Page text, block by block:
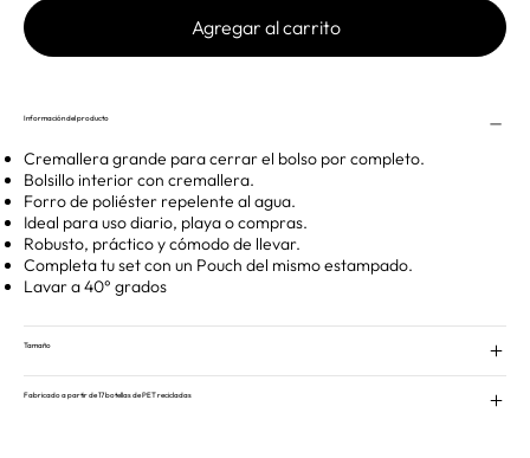
Agregar al carrito
Información del producto
Cremallera grande para cerrar el bolso por completo.
Bolsillo interior con cremallera.
Forro de poliéster repelente al agua.
Ideal para uso diario, playa o compras.
Robusto, práctico y cómodo de llevar.
Completa tu set con un Pouch del mismo estampado.
Lavar a 40° grados
Tamaño
Fabricado a partir de 17 botellas de PET recicladas